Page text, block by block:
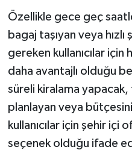
Özellikle gece geç
bagaj taşıyan veya hızlı
gereken kullanıcılar için
daha avantajlı olduğu
süreli kiralama yapacak,
planlayan veya
kullanıcılar için şehir içi
seçenek olduğu ifade